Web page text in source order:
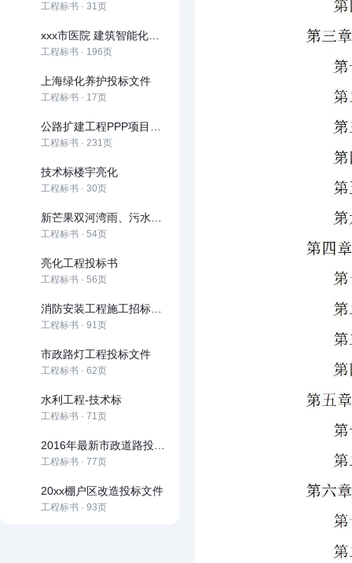
工程标书 · 31页
工程标书 · 196页
上海绿化养护投标文件
工程标书 · 17页
工程标书 · 231页
技术标楼宇亮化
工程标书 · 30页
工程标书 · 54页
亮化工程投标书
工程标书 · 56页
工程标书 · 91页
市政路灯工程投标文件
工程标书 · 62页
水利工程-技术标
工程标书 · 71页
工程标书 · 77页
20xx棚户区改造投标文件
工程标书 · 93页